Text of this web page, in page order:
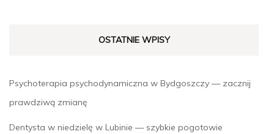
OSTATNIE WPISY
Psychoterapia psychodynamiczna w Bydgoszczy — zacznij
prawdziwą zmianę
Dentysta w niedzielę w Lubinie — szybkie pogotowie